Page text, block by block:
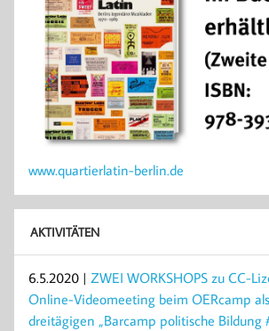
www.quartierlatin-berlin.de
AKTIVITÄTEN
6.5.2020 | ZWEI WORKSHOPS zu CC-
Online-Videomeeting beim OERcamp
dreitägigen „Barcamp politische Bildung